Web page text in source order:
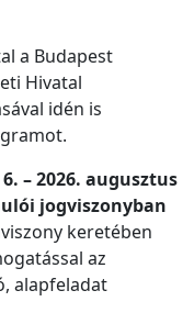
a Budapest
Hivatal
idén is
– 2026. augusztus
jogviszonyban
keretében
az
alapfeladat